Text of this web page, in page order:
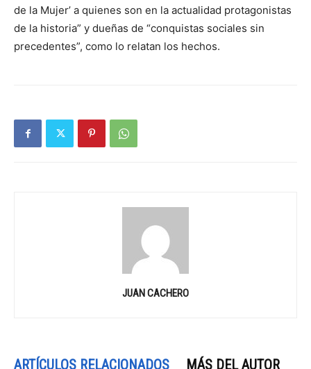
de la Mujer’ a quienes son en la actualidad protagonistas
de la historia” y dueñas de “conquistas sociales sin
precedentes”, como lo relatan los hechos.
JUAN CACHERO
ARTÍCULOS RELACIONADOS MÁS DEL AUTOR